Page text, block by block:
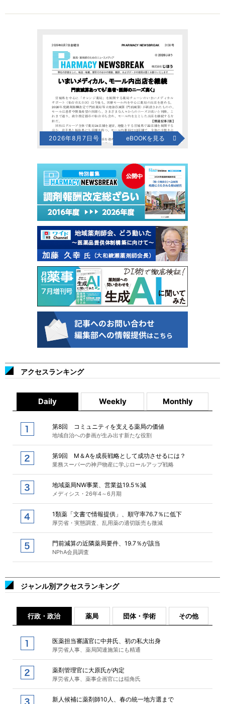
2026年8月7日号 eBOOKを見る
アクセスランキング
Daily Weekly Monthly
第8回 コミュニティを支える薬局の価値
地域自治への参画が生み出す新たな役割
第9回 M＆Aを成長戦略として成功させるには？
業務スーパーの神戸物産に学ぶロールアップ戦略
地域薬局NW事業、営業益19.5％減
メディシス・26年4～6月期
1類薬「文書で情報提供」、順守率76.7％に低下
厚労省・実態調査、乱用薬の適切販売も微減
門前減算の近隣薬局要件、19.7％が該当
NPhA会員調査
ジャンル別アクセスランキング
行政・政治 薬局 団体・学術 その他
医薬担当審議官に中井氏、初の私大出身
厚労省人事、薬局関連施策にも精通
薬剤管理官に大原氏が内定
厚労省人事、薬事企画官には稲角氏
新人候補に薬剤師10人、春の統一地方選まで